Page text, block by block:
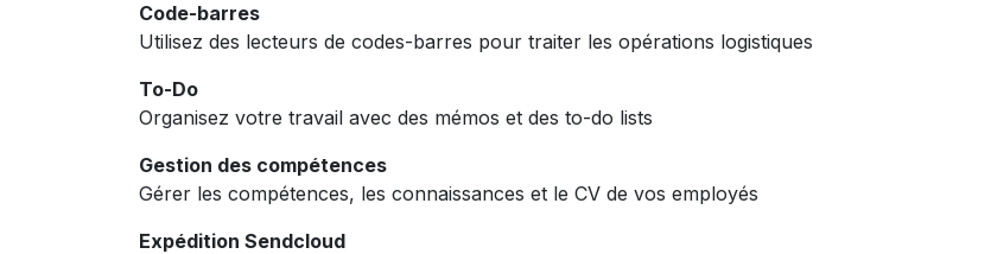
Code-barres
Utilisez des lecteurs de codes-barres pour traiter les opérations logistiques
To-Do
Organisez votre travail avec des mémos et des to-do lists
Gestion des compétences
Gérer les compétences, les connaissances et le CV de vos employés
Expédition Sendcloud